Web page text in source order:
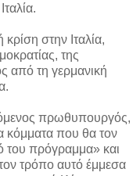
στην Ιταλία,
της
από τη γερμανική
πρωθυπουργός,
κόμματα που θα τον
του πρόγραμμα» και
τρόπο αυτό έμμεσα